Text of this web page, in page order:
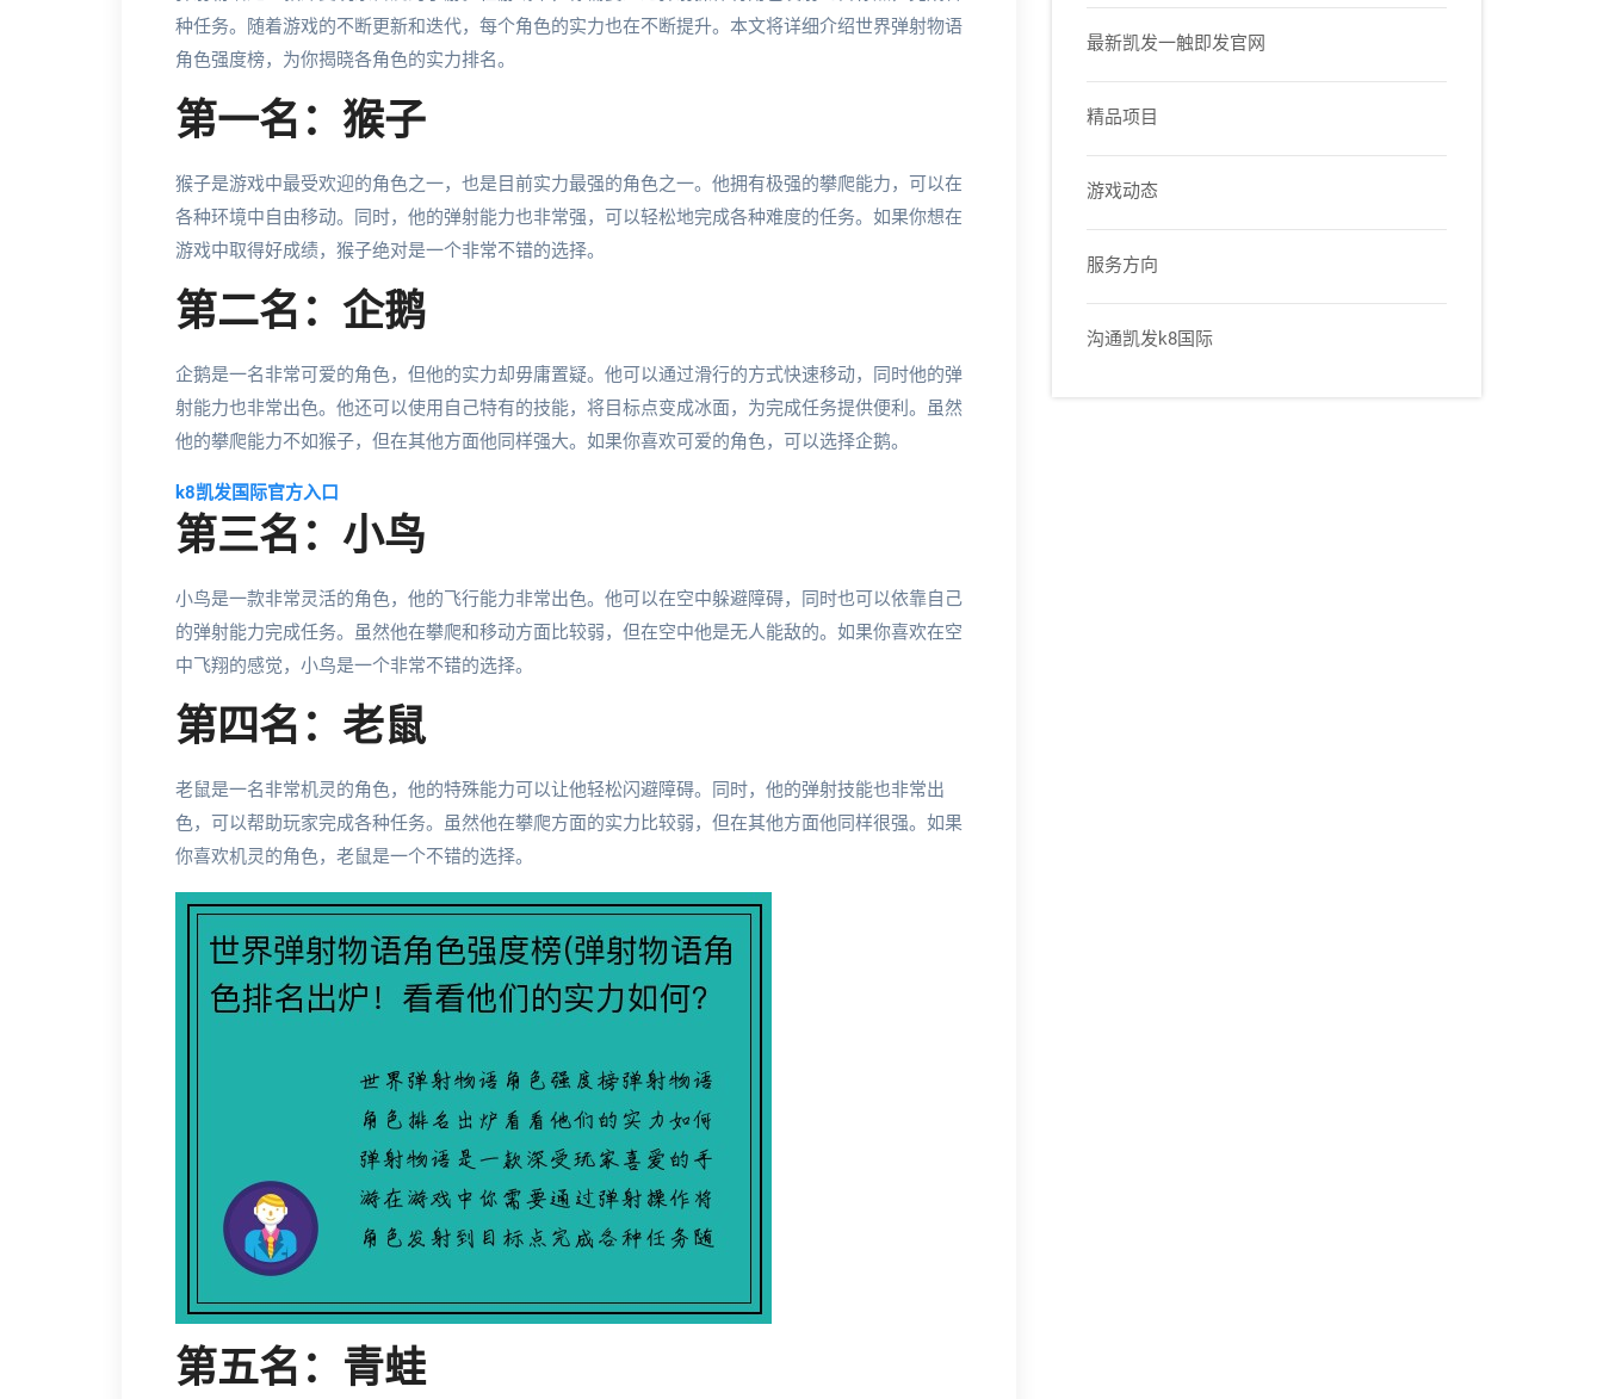
种任务。随着游戏的不断更新和迭代，每个角色的实力也在不断提升。本文将详细介绍世界弹射物语
角色强度榜，为你揭晓各角色的实力排名。
第一名：猴子
猴子是游戏中最受欢迎的角色之一，也是目前实力最强的角色之一。他拥有极强的攀爬能力，可以在
各种环境中自由移动。同时，他的弹射能力也非常强，可以轻松地完成各种难度的任务。如果你想在
游戏中取得好成绩，猴子绝对是一个非常不错的选择。
第二名：企鹅
企鹅是一名非常可爱的角色，但他的实力却毋庸置疑。他可以通过滑行的方式快速移动，同时他的弹
射能力也非常出色。他还可以使用自己特有的技能，将目标点变成冰面，为完成任务提供便利。虽然
他的攀爬能力不如猴子，但在其他方面他同样强大。如果你喜欢可爱的角色，可以选择企鹅。
k8凯发国际官方入口
第三名：小鸟
小鸟是一款非常灵活的角色，他的飞行能力非常出色。他可以在空中躲避障碍，同时也可以依靠自己
的弹射能力完成任务。虽然他在攀爬和移动方面比较弱，但在空中他是无人能敌的。如果你喜欢在空
中飞翔的感觉，小鸟是一个非常不错的选择。
第四名：老鼠
老鼠是一名非常机灵的角色，他的特殊能力可以让他轻松闪避障碍。同时，他的弹射技能也非常出
色，可以帮助玩家完成各种任务。虽然他在攀爬方面的实力比较弱，但在其他方面他同样很强。如果
你喜欢机灵的角色，老鼠是一个不错的选择。
第五名：青蛙
最新凯发一触即发官网
精品项目
游戏动态
服务方向
沟通凯发k8国际